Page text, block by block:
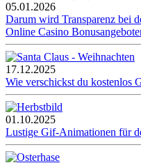
05.01.2026
Darum wird Transparenz bei
Online Casino
17.12.2025
Wie verschickst du kostenlos
01.10.2025
Lustige Gif-Animationen für